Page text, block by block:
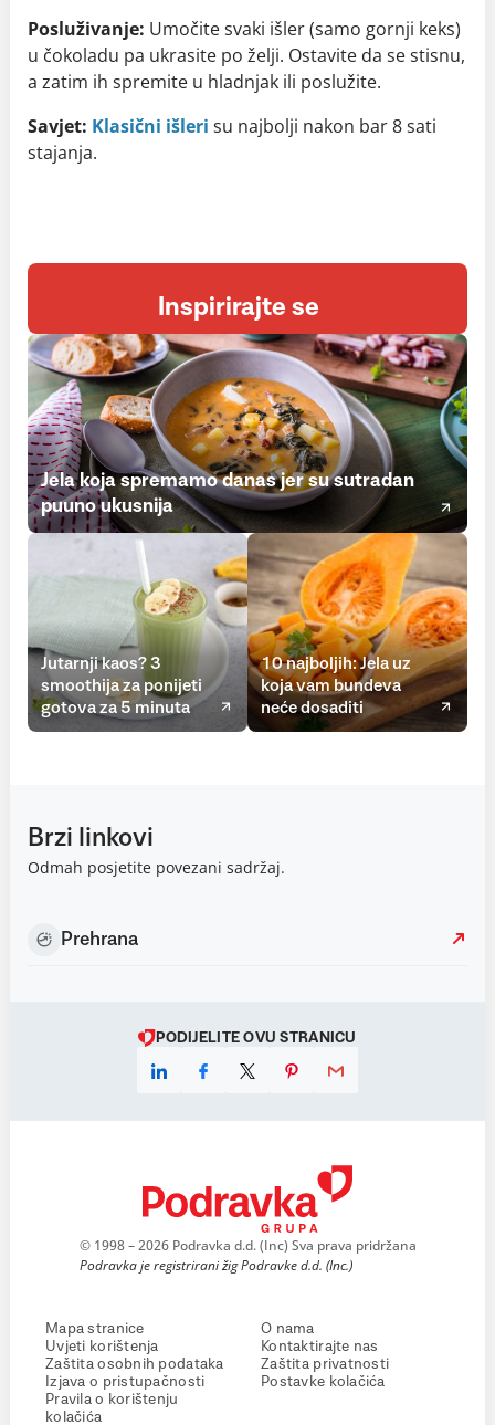
Posluživanje: Umočite svaki išler (samo gornji keks)
u čokoladu pa ukrasite po želji. Ostavite da se stisnu,
a zatim ih spremite u hladnjak ili poslužite.
Savjet: Klasični išleri su najbolji nakon bar 8 sati
stajanja.
Inspirirajte se
Jela koja spremamo danas jer su sutradan
puuno ukusnija
Jutarnji kaos? 3
smoothija za ponijeti
gotova za 5 minuta
10 najboljih: Jela uz
koja vam bundeva
neće dosaditi
Brzi linkovi
Odmah posjetite povezani sadržaj.
Prehrana
PODIJELITE OVU STRANICU
© 1998 – 2026 Podravka d.d. (Inc) Sva prava pridržana
Podravka je registrirani žig Podravke d.d. (Inc.)
Mapa stranice
Uvjeti korištenja
Zaštita osobnih podataka
Izjava o pristupačnosti
Pravila o korištenju
kolačića
O nama
Kontaktirajte nas
Zaštita privatnosti
Postavke kolačića